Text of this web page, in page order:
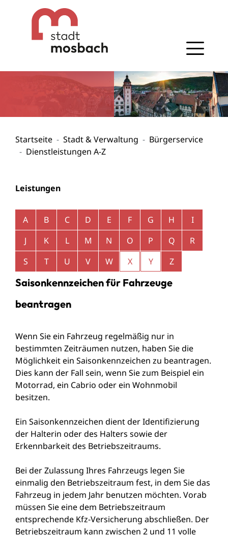
Gehe zum Navigationsbereich
Gehe zum Inhalt
Startseite Stadt & Verwaltung
Bürgerservice
Dienstleistungen A-Z
Leistungen
Alphabetisches Register überspringen
A B C D E F G H
I
J
K L M N O P Q
R
S
T U V W X Y Z
Saisonkennzeichen für Fahrzeuge
beantragen
Wenn Sie ein Fahrzeug regelmäßig nur in
bestimmten Zeiträumen nutzen, haben Sie die
Möglichkeit ein Saisonkennzeichen zu beantragen.
Dies kann der Fall sein, wenn Sie zum Beispiel ein
Motorrad, ein Cabrio oder ein Wohnmobil
besitzen.
Ein Saisonkennzeichen dient der Identifizierung
der Halterin oder des Halters sowie der
Erkennbarkeit des Betriebszeitraums.
Bei der Zulassung Ihres Fahrzeugs legen Sie
einmalig den Betriebszeitraum fest, in dem Sie das
Fahrzeug in jedem Jahr benutzen möchten. Vorab
müssen Sie eine dem Betriebszeitraum
entsprechende Kfz-Versicherung abschließen. Der
Betriebszeitraum kann zwischen 2 und 11 volle